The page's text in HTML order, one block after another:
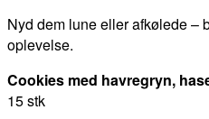
Nyd dem lune eller afkølede –
oplevelse.
Cookies med havregryn,
15 stk